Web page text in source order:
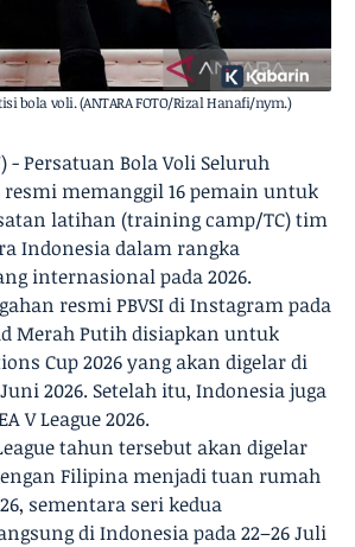
bola voli. (ANTARA FOTO/Rizal Hanafi/nym.)
- Persatuan Bola Voli Seluruh
resmi memanggil 16 pemain untuk
latihan (training camp/TC) tim
Indonesia dalam rangka
internasional pada 2026.
resmi PBVSI di Instagram pada
Merah Putih disiapkan untuk
Cup 2026 yang akan digelar di
2026. Setelah itu, Indonesia juga
V League 2026.
tahun tersebut akan digelar
Filipina menjadi tuan rumah
sementara seri kedua
di Indonesia pada 22–26 Juli